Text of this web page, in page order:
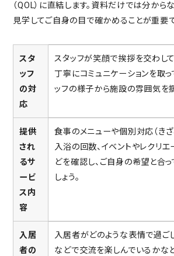
（QOL）に直結します。資料だけでは分から
見学してご自身の目で確かめることが重要で
スタ
ッフ
の対
応
スタッフが笑顔で挨拶を交わし
丁寧にコミュニケーションを取っ
ッフの様子から施設の雰囲気を掴
提供
され
るサ
ービ
ス内
容
食事のメニューや個別対応（きざ
入浴の回数、イベントやレクリエ
どを確認し、ご自身の希望と合
しょう。
入居
者の
入居者がどのような表情で過ご
などで交流を楽しんでいるかな